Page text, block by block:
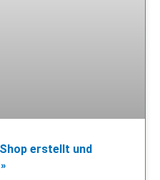
erstellt und